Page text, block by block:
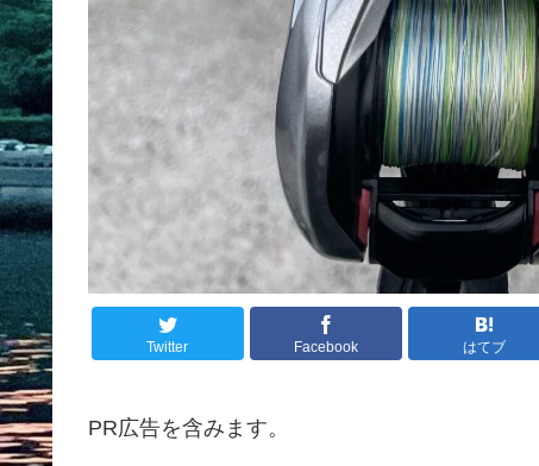
Twitter Facebook はてブ
PR広告を含みます。